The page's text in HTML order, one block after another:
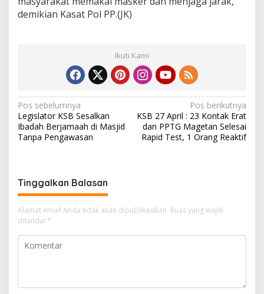
demikian Kasat Pol PP.(JK)
Ikuti Kami
N
a
v
a
s
i
p
Pos sebelumnya
Legislator KSB Sesalkan
Ibadah Berjamaah di Masjid
Tanpa Pengawasan
Pos berikutnya
KSB 27 April : 23 Kontak Erat
dan PPTG Magetan Selesai
Rapid Test, 1 Orang Reaktif
Tinggalkan Balasan
Alamat email Anda tidak akan dipublikasikan. Ruas yang wajib
ditandai *